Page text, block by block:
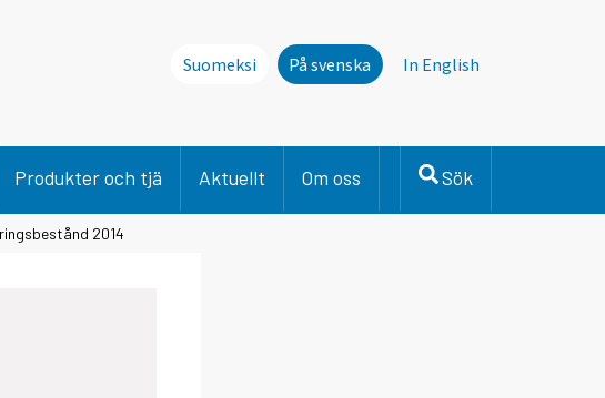
Suomeksi På svenska In English
Produkter och tjä Aktuellt Om oss Sök
2014